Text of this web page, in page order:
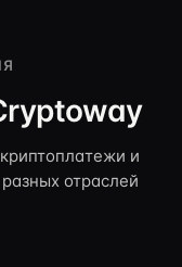
и
отраслей